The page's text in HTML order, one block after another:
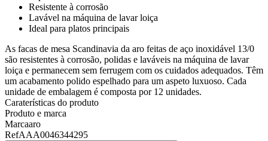
Resistente à corrosão
Lavável na máquina de lavar loiça
Ideal para platos principais
As facas de mesa Scandinavia da aro feitas de aço inoxidável 13/0
são resistentes à corrosão, polidas e laváveis na máquina de lavar
loiça e permanecem sem ferrugem com os cuidados adequados. Têm
um acabamento polido espelhado para um aspeto luxuoso. Cada
unidade de embalagem é composta por 12 unidades.
Caraterísticas do produto
Produto e marca
Marcaaro
RefAAA0046344295